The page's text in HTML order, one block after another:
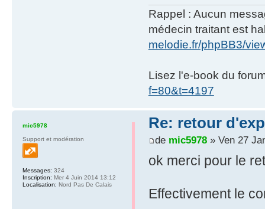
Rappel : Aucun
médecin traitant est
melodie.fr/phpBB3/
Lisez l'e-book du
f=80&t=4197
Re: retour
de mic5978» Ven 27
ok merci pour le
Effectivement le
mic5978
Support et modération
Messages: 324
Inscription: Mer 4 Juin 2014 13:12
Localisation: Nord Pas De Calais